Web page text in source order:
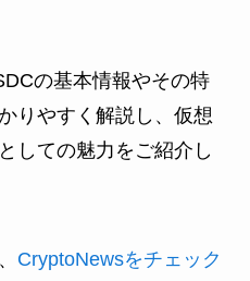
の基本情報やその特
りやすく解説し、仮想
しての魅力をご紹介し
CryptoNewsをチェック